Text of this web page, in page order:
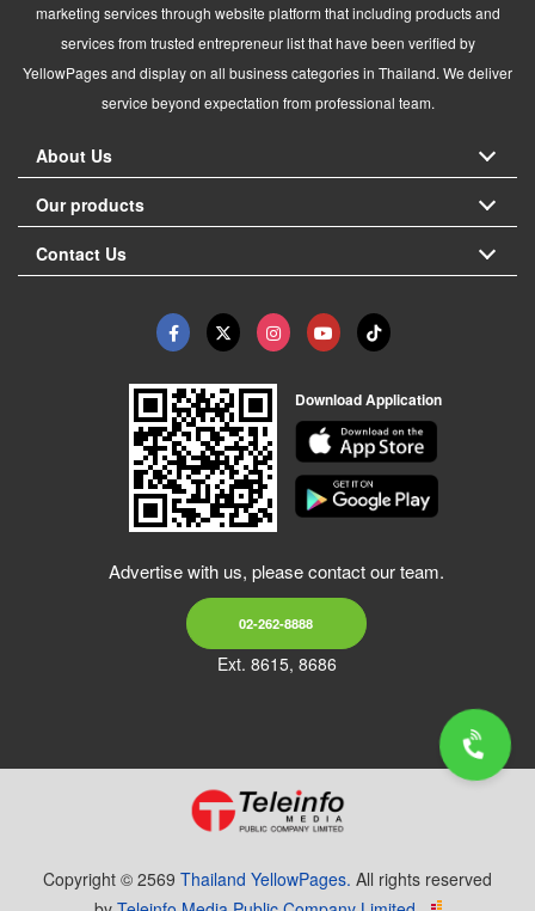
marketing services through website platform that including products and
services from trusted entrepreneur list that have been verified by
YellowPages and display on all business categories in Thailand. We deliver
service beyond expectation from professional team.
About Us
Our products
Contact Us
Download Application
Advertise with us, please contact our team.
02-262-8888
Ext. 8615, 8686
Copyright © 2569 Thailand YellowPages. All rights reserved